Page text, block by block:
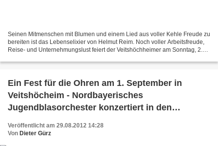
Seinen Mitmenschen mit Blumen und einem Lied aus voller Kehle Freude zu
bereiten ist das Lebenselixier von Helmut Reim. Noch voller Arbeitsfreude,
Reise- und Unternehmungslust feiert der Veitshöchheimer am Sonntag, 2.
Ein Fest für die Ohren am 1. September in
Veitshöcheim - Nordbayerisches
Jugendblasorchester konzertiert in den
Veröffentlicht am 29.08.2012 14:28
Von Dieter Gürz